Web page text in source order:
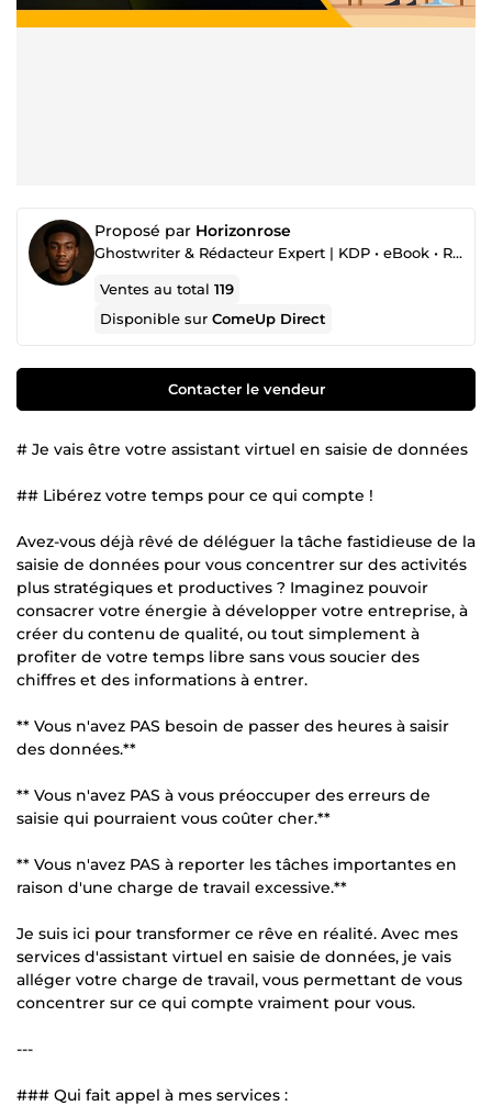
Proposé par Horizonrose
Ghostwriter & Rédacteur Expert | KDP • eBook • Roman • Reformulation • Projet Éditorial
Ventes au total119
Disponible surComeUp Direct
Contacter le vendeur
# Je vais être votre assistant virtuel en saisie de données
## Libérez votre temps pour ce qui compte !
Avez-vous déjà rêvé de déléguer la tâche fastidieuse de la
saisie de données pour vous concentrer sur des activités
plus stratégiques et productives ? Imaginez pouvoir
consacrer votre énergie à développer votre entreprise, à
créer du contenu de qualité, ou tout simplement à
profiter de votre temps libre sans vous soucier des
chiffres et des informations à entrer.
** Vous n'avez PAS besoin de passer des heures à saisir
des données.**
** Vous n'avez PAS à vous préoccuper des erreurs de
saisie qui pourraient vous coûter cher.**
** Vous n'avez PAS à reporter les tâches importantes en
raison d'une charge de travail excessive.**
Je suis ici pour transformer ce rêve en réalité. Avec mes
services d'assistant virtuel en saisie de données, je vais
alléger votre charge de travail, vous permettant de vous
concentrer sur ce qui compte vraiment pour vous.
---
### Qui fait appel à mes services :